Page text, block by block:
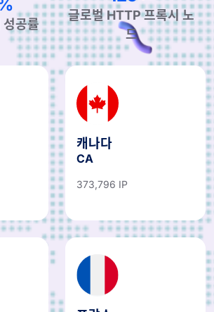
성공률
글로벌 HTTP 프록시 노
드
캐나다
CA
373,796 IP